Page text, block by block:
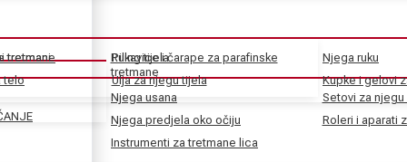
tretmane
Rukavice i čarape za parafinske
tretmane
Njega usana
Njega predjela oko očiju
Instrumenti za tretmane lica
Setovi za njegu
Roleri i aparati
tretmani
telo
Piling tijela
Ulja za njegu tijela
Njega ruku
Kupke i gelovi